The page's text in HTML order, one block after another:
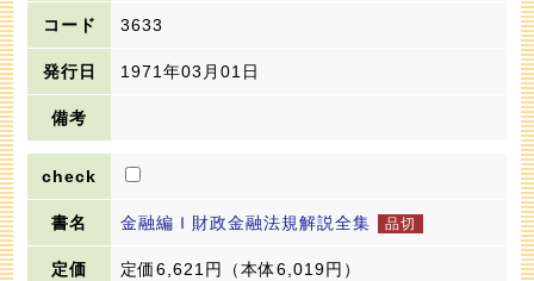
3633
1971年03月01日
金融編Ｉ財政金融法規解説全集
定価6,621円 （本体6,019円）